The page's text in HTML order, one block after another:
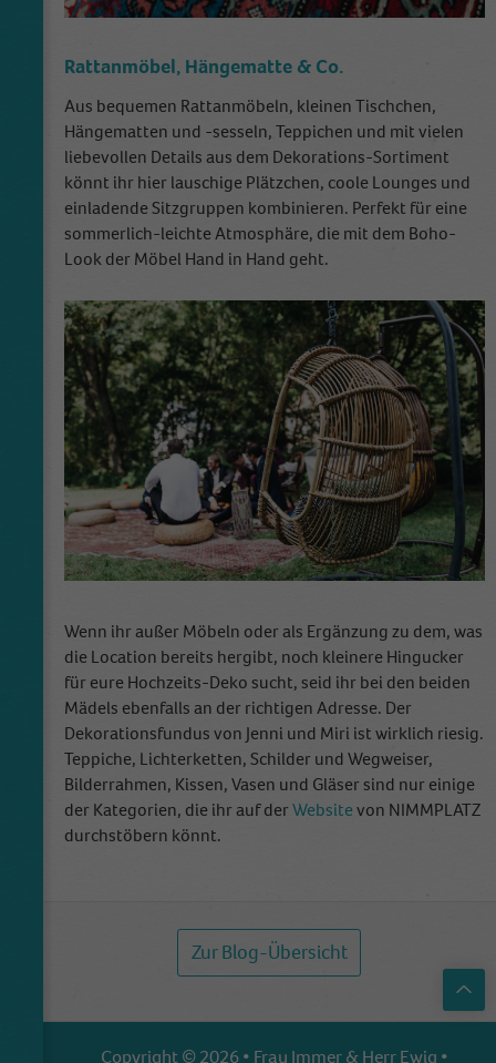
Rattanmöbel, Hängematte & Co.
Aus bequemen Rattanmöbeln, kleinen Tischchen,
Hängematten und -sesseln, Teppichen und mit vielen
liebevollen Details aus dem Dekorations-Sortiment
könnt ihr hier lauschige Plätzchen, coole Lounges und
einladende Sitzgruppen kombinieren. Perfekt für eine
sommerlich-leichte Atmosphäre, die mit dem Boho-
Look der Möbel Hand in Hand geht.
Wenn ihr außer Möbeln oder als Ergänzung zu dem, was
die Location bereits hergibt, noch kleinere Hingucker
für eure Hochzeits-Deko sucht, seid ihr bei den beiden
Mädels ebenfalls an der richtigen Adresse. Der
Dekorationsfundus von Jenni und Miri ist wirklich riesig.
Teppiche, Lichterketten, Schilder und Wegweiser,
Bilderrahmen, Kissen, Vasen und Gläser sind nur einige
der Kategorien, die ihr auf derWebsitevon NIMMPLATZ
durchstöbern könnt.
Zur Blog-Übersicht
Top
Copyright © 2026 • Frau Immer & Herr Ewig •